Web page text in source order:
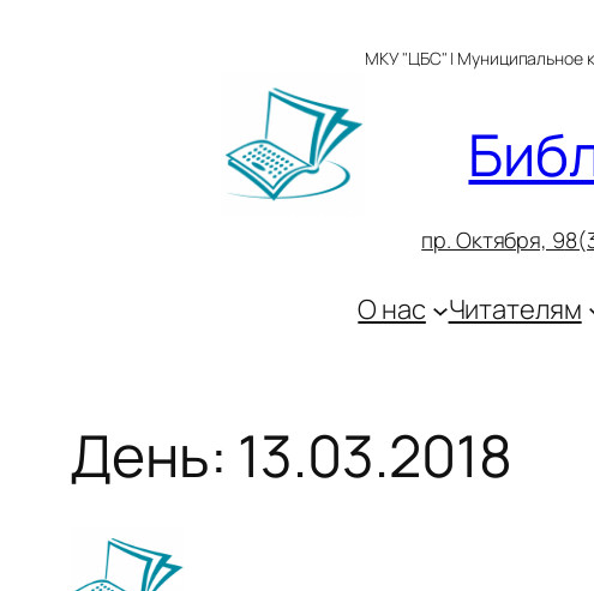
МКУ "ЦБС" | Муниципальное
пр. Октября, 9
О нас Читателям
День: 13.03.2018